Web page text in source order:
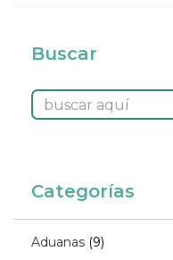
Buscar
Categorías
Aduanas (9)